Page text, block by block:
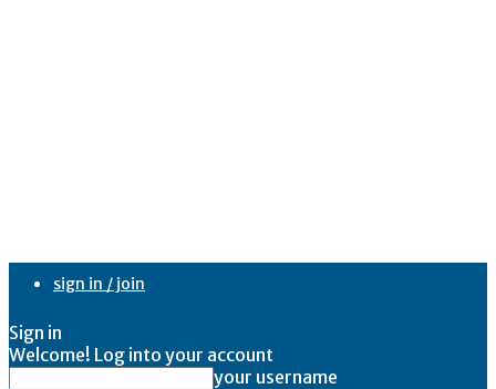
sign in / join
Sign in
Welcome! Log into your account
your username